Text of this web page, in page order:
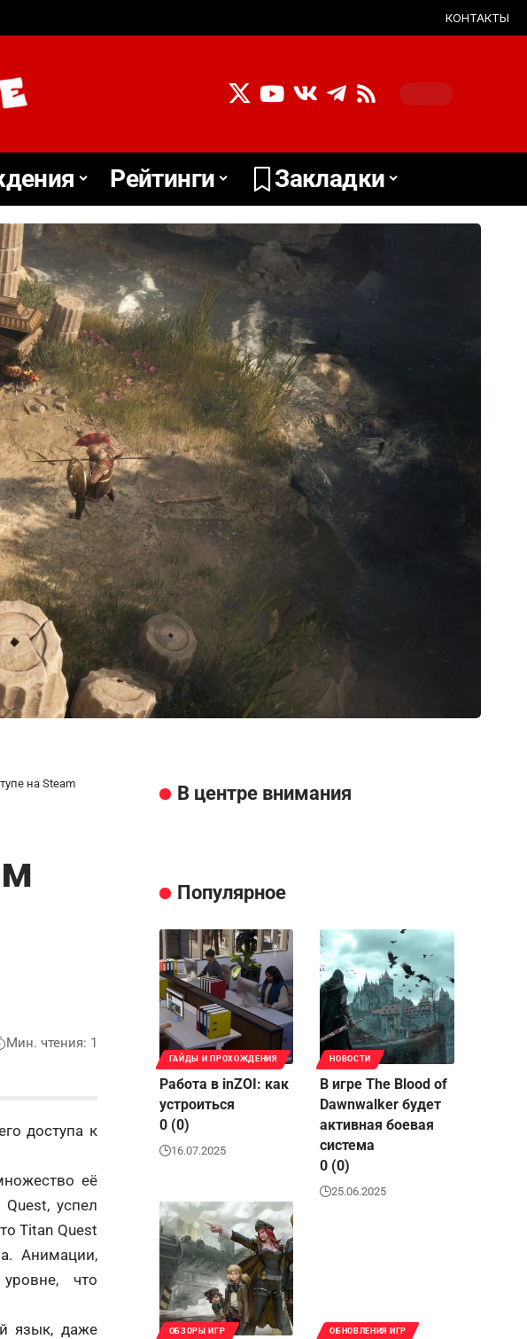
КОНТАКТЫ
Рейтинги Закладки
на Steam
Мин. чтения: 1
доступа к
её
успел
Titan Quest
Анимации,
что
язык, даже
В центре внимания
Популярное
ГАЙДЫ И ПРОХОЖДЕНИЯ
Работа в inZOI: как
устроиться
0 (0)
16.07.2025
НОВОСТИ
В игре The Blood of
Dawnwalker будет
активная боевая
система
0 (0)
25.06.2025
ОБЗОРЫ ИГР ОБНОВЛЕНИЯ ИГР